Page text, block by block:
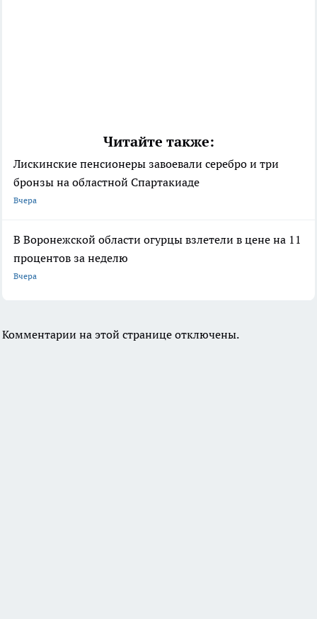
Читайте также:
Лискинские пенсионеры завоевали серебро и три
бронзы на областной Спартакиаде
Вчера
В Воронежской области огурцы взлетели в цене на 11
процентов за неделю
Вчера
Комментарии на этой странице отключены.